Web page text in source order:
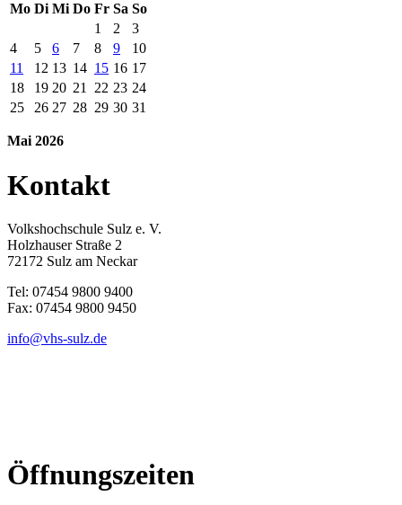
Mo Di Mi Do Fr Sa So
1
2
3
4
5 6 7 8 9
10
11
12 13 14 15 16 17
18
19 20 21 22 23 24
25
26 27 28 29 30 31
Mai 2026
Kontakt
Volkshochschule Sulz e. V.
Holzhauser Straße 2
72172 Sulz am Neckar
Tel: 07454 9800 9400
Fax: 07454 9800 9450
info@vhs-sulz.de
Öffnungszeiten